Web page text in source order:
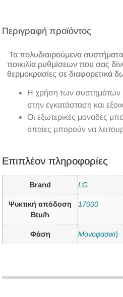
Περιγραφή προϊόντος
Τα πολυδιαιρούμενα
ποικιλία ρυθμίσεων που σας
θερμοκρασίες σε διαφορετικά
Η χρήση των συστημάτων
στην εγκατάσταση και
Οι εξωτερικές μονάδες
οποίες μπορούν να
Επιπλέον πληροφορίες
Brand LG
Ψυκτική απόδοση
Btu/h
17000
Φάση Μονοφασική